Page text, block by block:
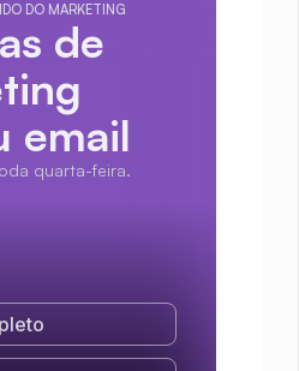
DO MARKETING
de
email
quarta-feira.